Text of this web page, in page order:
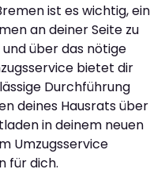
ist es wichtig, ein
an deiner Seite zu
über das nötige
bietet dir
Durchführung
deines Hausrats über
in deinem neuen
Umzugsservice
für dich.